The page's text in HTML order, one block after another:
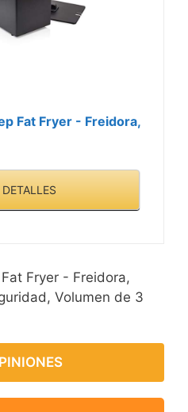
Fat Fryer - Freidora,
DETALLES
Fryer - Freidora,
Volumen de 3